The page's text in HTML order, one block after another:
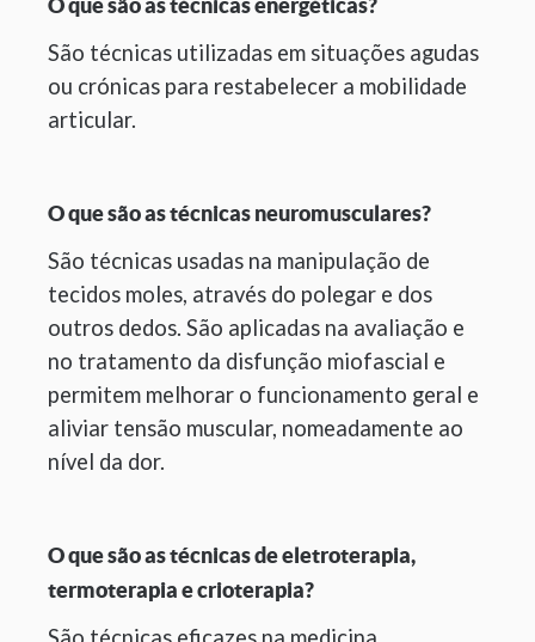
São técnicas utilizadas em situações agudas
ou crónicas para restabelecer a mobilidade
articular.
O que são as técnicas neuromusculares?
São técnicas usadas na manipulação de
tecidos moles, através do polegar e dos
outros dedos. São aplicadas na avaliação e
no tratamento da disfunção miofascial e
permitem melhorar o funcionamento geral e
aliviar tensão muscular, nomeadamente ao
nível da dor.
O que são as técnicas de eletroterapia,
termoterapia e crioterapia?
São técnicas eficazes na medicina